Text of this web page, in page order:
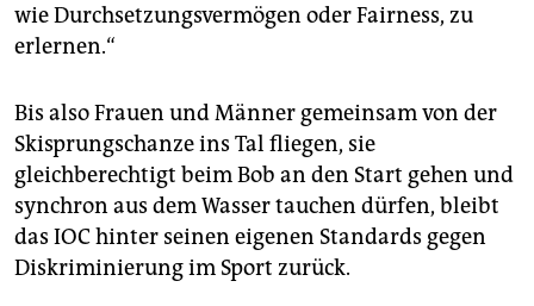
wie Durchsetzungsvermögen oder Fairness, zu
erlernen.“
Bis also Frauen und Männer gemeinsam von der
Skisprungschanze ins Tal fliegen, sie
gleichberechtigt beim Bob an den Start gehen und
synchron aus dem Wasser tauchen dürfen, bleibt
das IOC hinter seinen eigenen Standards gegen
Diskriminierung im Sport zurück.